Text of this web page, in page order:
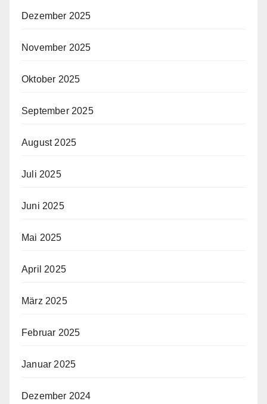
Dezember 2025
November 2025
Oktober 2025
September 2025
August 2025
Juli 2025
Juni 2025
Mai 2025
April 2025
März 2025
Februar 2025
Januar 2025
Dezember 2024